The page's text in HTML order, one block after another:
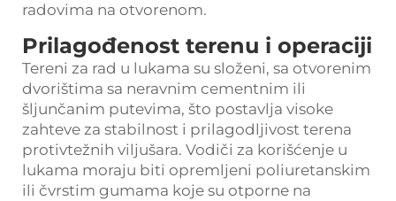
radovima na otvorenom.
Prilagođenost terenu i operaciji
Tereni za rad u lukama su složeni, sa otvorenim
dvorištima sa neravnim cementnim ili
šljunčanim putevima, što postavlja visoke
zahteve za stabilnost i prilagodljivost terena
protivtežnih viljušara. Vodiči za korišćenje u
lukama moraju biti opremljeni poliuretanskim
ili čvrstim gumama koje su otporne na